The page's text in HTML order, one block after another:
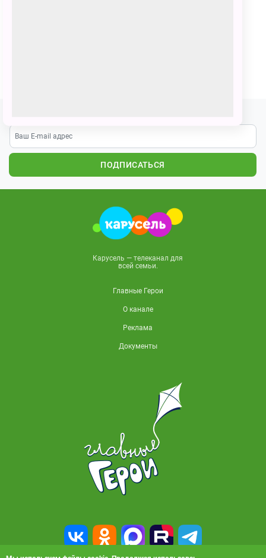
ПОДПИСАТЬСЯ
Карусель — телеканал для
всей семьи.
Главные Герои
О канале
Реклама
Документы